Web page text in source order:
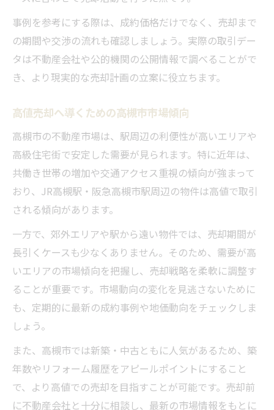
事例を参考にする際は、成約価格だけでなく、売却まで
の期間や交渉の流れも確認しましょう。実際の取引デー
タは不動産会社や公的機関の公開情報で調べることがで
き、より現実的な売却計画の立案に役立ちます。
高値売却へ導くための高槻市市場傾向
高槻市の不動産市場は、駅周辺の利便性が高いエリアや
高級住宅街で安定した需要が見られます。特に近年は、
共働き世帯の増加や交通アクセス重視の傾向が強まって
おり、JR高槻駅・阪急高槻市駅周辺の物件は高値で取引
される傾向があります。
一方で、郊外エリアや駅から遠い物件では、売却期間が
長引くケースも少なくありません。そのため、需要が高
いエリアの市場傾向を把握し、売却戦略を柔軟に調整す
ることが重要です。市場動向の変化を見逃さないために
も、定期的に最新の成約事例や地価動向をチェックしま
しょう。
また、高槻市では新築・中古ともに人気があるため、築
年数やリフォーム履歴をアピールポイントにすること
で、より高値での売却を目指すことが可能です。売却前
に不動産会社と十分に相談し、最新の市場情報をもとに